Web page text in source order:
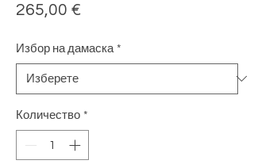
265,00 €
Избор на дамаска *
Количество *